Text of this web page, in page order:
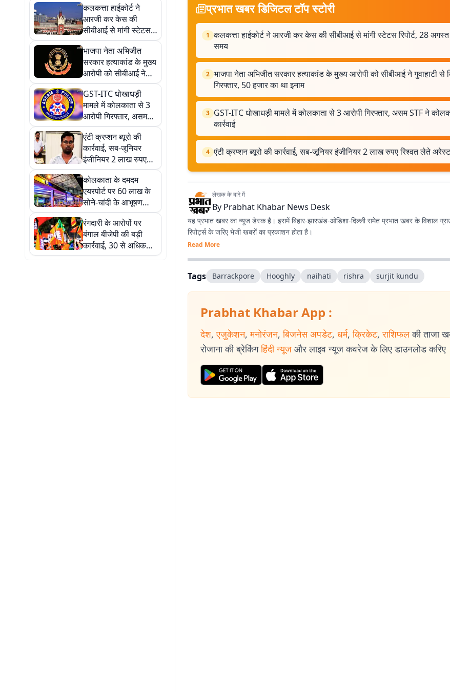
कलकत्ता हाईकोर्ट ने
आरजी कर केस की
सीबीआई से मांगी स्टेटस
रिपोर्ट, 28 अगस्त तक का
दिया समय
भाजपा नेता अभिजीत
सरकार हत्याकांड के मुख्य
आरोपी को सीबीआई ने
गुवाहाटी से किया
गिरफ्तार, 50 हजार का था
इनाम
GST-ITC धोखाधड़ी
मामले में कोलकाता से 3
आरोपी गिरफ्तार, असम
STF ने कोलकाता ने की
कार्रवाई
एंटी क्रप्शन ब्यूरो की
कार्रवाई, सब-जूनियर
इंजीनियर 2 लाख रुपए
रिश्वत लेते अरेस्ट
कोलकाता के दमदम
एयरपोर्ट पर 60 लाख के
सोने-चांदी के आभूषण
जब्त, राजस्थान का
आरोपी गिरफ्तार
रंगदारी के आरोपों पर
बंगाल बीजेपी की बड़ी
कार्रवाई, 30 से अधिक
पदाधिकारी निलंबित, 200
प्रभात खबर डिजिटल टॉप स्टोरी
1 कलकत्ता हाईकोर्ट ने आरजी कर केस की सीबीआई से मांगी स्टेटस रिपोर्ट, 28
समय
2 भाजपा नेता अभिजीत सरकार हत्याकांड के मुख्य आरोपी को सीबीआई ने गुवाहाटी से
गिरफ्तार, 50 हजार का था इनाम
3 GST-ITC धोखाधड़ी मामले में कोलकाता से 3 आरोपी गिरफ्तार, असम STF ने
कार्रवाई
4 एंटी क्रप्शन ब्यूरो की कार्रवाई, सब-जूनियर इंजीनियर 2 लाख रुपए रिश्वत लेते अरेस्ट
लेखक के बारे में
By Prabhat Khabar News Desk
यह प्रभात खबर का न्यूज डेस्क है। इसमें बिहार-झारखंड-ओडिशा-दिल्‍ली समेत प्रभात खबर के विशाल
रिपोर्ट्स के जरिए भेजी खबरों का प्रकाशन होता है।
Read More
Tags Barrackpore Hooghly naihati rishra surjit kundu
Prabhat Khabar App :
देश, एजुकेशन, मनोरंजन, बिजनेस अपडेट, धर्म, क्रिकेट, राशिफल की ताजा
रोजाना की ब्रेकिंग हिंदी न्यूज और लाइव न्यूज कवरेज के लिए डाउनलोड करिए